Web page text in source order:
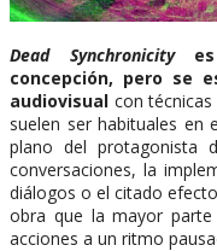
Dead Synchronicity
concepción, pero se
audiovisual con
suelen ser habituales en
plano del protagonista
conversaciones, la
diálogos o el citado
obra que la mayor
acciones a un ritmo